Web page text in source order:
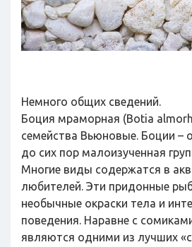
Немного общих сведений.
Боция мраморная (Botia
семейства Вьюновые. Боции –
до сих пор малоизученная
Многие виды содержатся в
любителей. Эти придонные
необычные окраски тела и
поведения. Наравне с
являются одними из лучших